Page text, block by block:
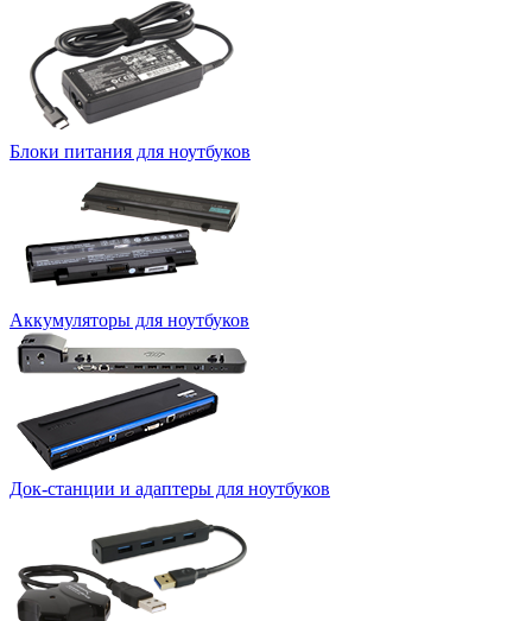
Блоки питания для ноутбуков
Аккумуляторы для ноутбуков
Док-станции и адаптеры для ноутбуков